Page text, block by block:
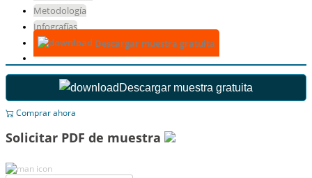
Metodología
Infografías
Descargar muestra gratuita
Descargar muestra gratuita
Comprar ahora
Solicitar PDF de muestra